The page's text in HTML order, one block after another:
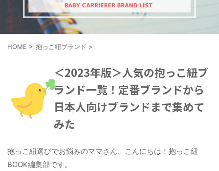
HOME > 抱っこ紐ブランド >
＜2023年版＞人気の抱っこ紐ブ
ランド一覧！定番ブランドから
日本人向けブランドまで集めて
みた
抱っこ紐選びでお悩みのママさん、こんにちは！抱っこ紐
BOOK編集部です。